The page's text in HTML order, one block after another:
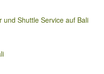
und Shuttle Service auf Bali